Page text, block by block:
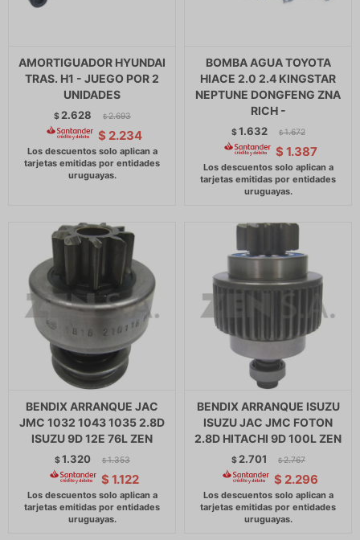
AMORTIGUADOR HYUNDAI
TRAS. H1 - JUEGO POR 2
UNIDADES
$ 2.628 $ 2.693
$ 2.234
BOMBA AGUA TOYOTA
HIACE 2.0 2.4 KINGSTAR
NEPTUNE DONGFENG ZNA
RICH -
$1.632 $ 1.672
$ 1.387
BENDIX ARRANQUE JAC
JMC 1032 1043 1035 2.8D
ISUZU 9D 12E 76L ZEN
$1.320 $ 1.353
$ 1.122
BENDIX ARRANQUE ISUZU
ISUZU JAC JMC FOTON
2.8D HITACHI 9D 100L ZEN
$ 2.701 $ 2.767
$ 2.296